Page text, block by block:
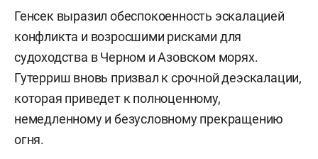
Генсек выразил обеспокоенность эскалацией
конфликта и возросшими рисками для
судоходства в Черном и Азовском морях.
Гутерриш вновь призвал к срочной деэскалации,
которая приведет к полноценному,
немедленному и безусловному прекращению
огня.